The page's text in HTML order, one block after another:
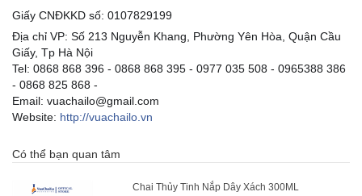
Giấy CNĐKKD số: 0107829199
Địa chỉ VP: Số 213 Nguyễn Khang, Phường Yên Hòa, Quận Cầu
Giấy, Tp Hà Nội
Tel: 0868 868 396 - 0868 868 395 - 0977 035 508 - 0965388 386
- 0868 825 868 -
Email: vuachailo@gmail.com
Website: http://vuachailo.vn
Có thể bạn quan tâm
Chai Thủy Tinh Nắp Dây Xách 300ML